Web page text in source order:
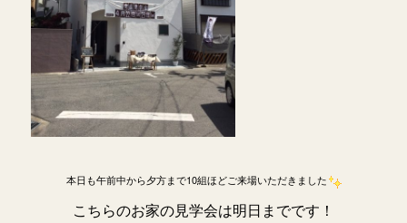
本日も午前中から夕方まで10組ほどご来場いただきました
こちらのお家の見学会は明日までです！